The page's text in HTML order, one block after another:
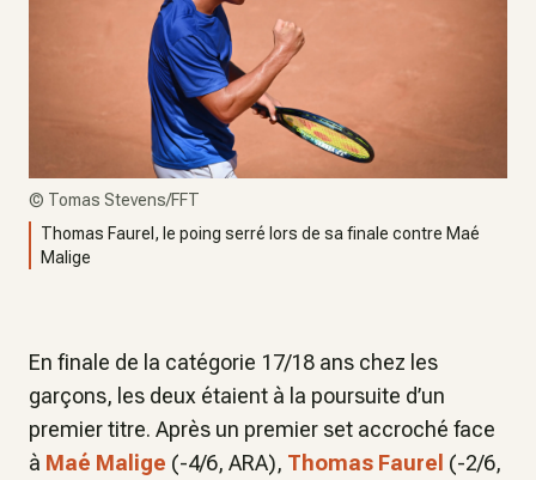
© Tomas Stevens/FFT
Thomas Faurel, le poing serré lors de sa finale contre Maé
Malige
En finale de la catégorie 17/18 ans chez les
garçons, les deux étaient à la poursuite d’un
premier titre. Après un premier set accroché face
à Maé Malige (-4/6, ARA), Thomas Faurel (-2/6,